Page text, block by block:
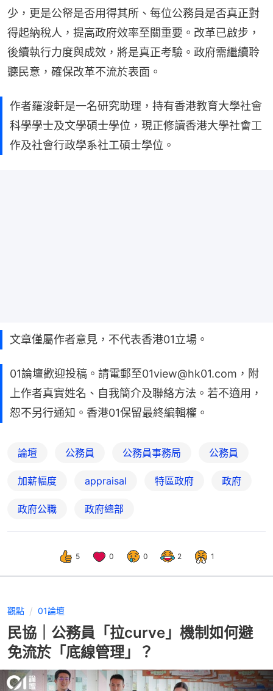
少，更是公帑是否用得其所、每位公務員是否真正對
得起納稅人，提高政府效率至關重要。改革已啟步，
後續執行力度與成效，將是真正考驗。政府需繼續聆
聽民意，確保改革不流於表面。
作者羅浚軒是一名研究助理，持有香港教育大學社會
科學學士及文學碩士學位，現正修讀香港大學社會工
作及社會行政學系社工碩士學位。
文章僅屬作者意見，不代表香港01立場。
01論壇歡迎投稿。請電郵至01view@hk01.com，附
上作者真實姓名、自我簡介及聯絡方法。若不適用，
恕不另行通知。香港01保留最終編輯權。
論壇 公務員 公務員事務局 公務員
加薪幅度 appraisal 特區政府 政府
政府公職 政府總部
5 0 0 2 1
觀點 01論壇
民協｜公務員「拉curve」機制如何避
免流於「底線管理」？